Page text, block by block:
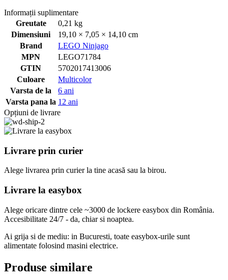
Informații suplimentare
Greutate
0,21 kg
Dimensiuni
19,10 × 7,05 × 14,10 cm
Brand
LEGO Ninjago
MPN
LEGO71784
GTIN
5702017413006
Culoare
Multicolor
Varsta de la
6 ani
Varsta pana la 12 ani
Opțiuni de livrare
Livrare prin curier
Alege livrarea prin curierla tine acasă sau la birou.
Livrare la easybox
Alege oricare dintre cele ~3000 de lockere easybox din România.
Accesibilitate 24/7 - da, chiar si noaptea.
Ai grija si de mediu: in Bucuresti, toate easybox-urile sunt
alimentate folosind masini electrice.
Produse similare